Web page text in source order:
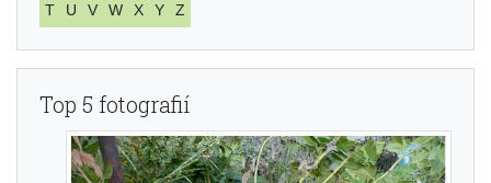
T
U V W X Y Z
Top 5 fotografií